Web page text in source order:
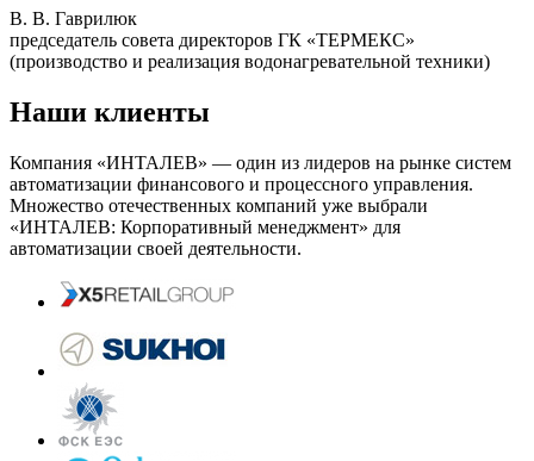
В. В. Гаврилюк
председатель совета директоров ГК «ТЕРМЕКС»
(производство и реализация водонагревательной техники)
Наши клиенты
Компания «ИНТАЛЕВ» — один из лидеров на рынке систем
автоматизации финансового и процессного управления.
Множество отечественных компаний уже выбрали
«ИНТАЛЕВ: Корпоративный менеджмент» для
автоматизации своей деятельности.